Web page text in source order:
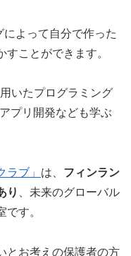
よって自分で作った
ことができます。
いたプログラミング
プリ開発なども学ぶ
ブ」 は、 フィンラン
り
、未来のグローバル
す。
とお考えの保護者の方